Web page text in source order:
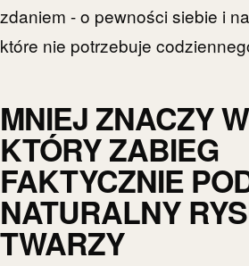
zdaniem - o pewności siebie i
które nie potrzebuje
MNIEJ ZNACZY
KTÓRY ZABIEG
FAKTYCZNIE
NATURALNY
TWARZY